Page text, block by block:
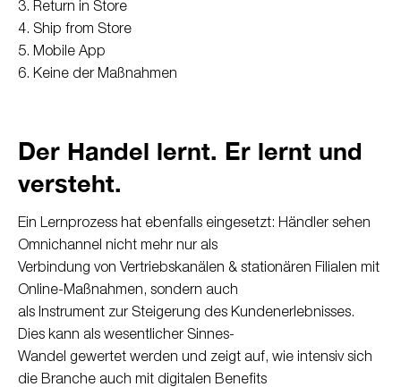
3. Return in Store
4. Ship from Store
5. Mobile App
6. Keine der Maßnahmen
Der Handel lernt. Er lernt und
versteht.
Ein Lernprozess hat ebenfalls eingesetzt: Händler sehen
Omnichannel nicht mehr nur als
Verbindung von Vertriebskanälen & stationären Filialen mit
Online-Maßnahmen, sondern auch
als Instrument zur Steigerung des Kundenerlebnisses.
Dies kann als wesentlicher Sinnes-
Wandel gewertet werden und zeigt auf, wie intensiv sich
die Branche auch mit digitalen Benefits